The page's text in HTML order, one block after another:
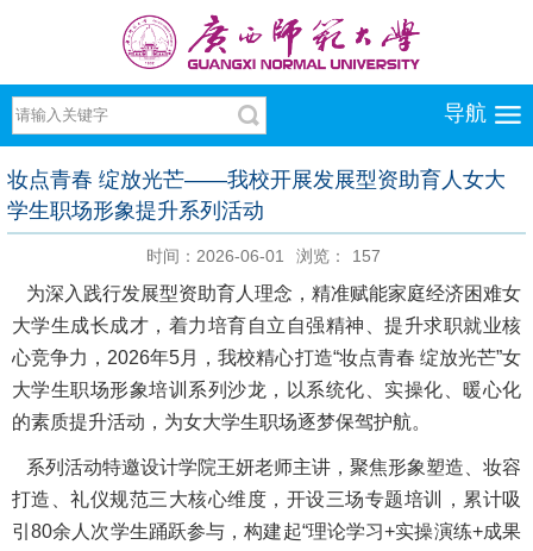
导航
妆点青春 绽放光芒——我校开展发展型资助育人女大
学生职场形象提升系列活动
时间：2026-06-01 浏览： 157
为深入践行发展型资助育人理念，精准赋能家庭经济困难女
大学生成长成才，着力培育自立自强精神、提升求职就业核
心竞争力，2026年5月，我校精心打造“妆点青春 绽放光芒”女
大学生职场形象培训系列沙龙，以系统化、实操化、暖心化
的素质提升活动，为女大学生职场逐梦保驾护航。
系列活动特邀设计学院王妍老师主讲，聚焦形象塑造、妆容
打造、礼仪规范三大核心维度，开设三场专题培训，累计吸
引80余人次学生踊跃参与，构建起“理论学习+实操演练+成果